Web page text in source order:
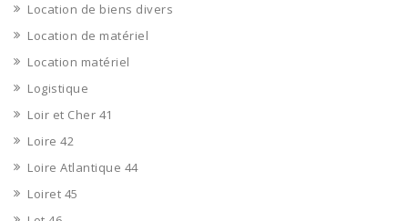
Location de biens divers
Location de matériel
Location matériel
Logistique
Loir et Cher 41
Loire 42
Loire Atlantique 44
Loiret 45